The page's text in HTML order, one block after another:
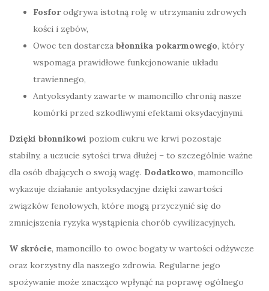
Fosforodgrywa istotną rolę w utrzymaniu zdrowych
kości i zębów,
Owoc ten dostarcza błonnika pokarmowego, który
wspomaga prawidłowe funkcjonowanie układu
trawiennego,
Antyoksydanty zawarte w mamoncillo chronią nasze
komórki przed szkodliwymi efektami oksydacyjnymi.
Dzięki błonnikowi poziom cukru we krwi pozostaje
stabilny, a uczucie sytości trwa dłużej – to szczególnie ważne
dla osób dbających o swoją wagę. Dodatkowo, mamoncillo
wykazuje działanie antyoksydacyjne dzięki zawartości
związków fenolowych, które mogą przyczynić się do
zmniejszenia ryzyka wystąpienia chorób cywilizacyjnych.
W skrócie, mamoncillo to owoc bogaty w wartości odżywcze
oraz korzystny dla naszego zdrowia. Regularne jego
spożywanie może znacząco wpłynąć na poprawę ogólnego